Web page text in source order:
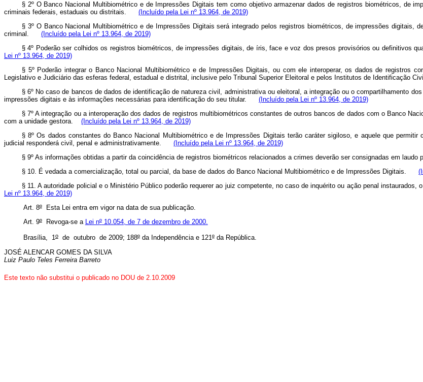
§ 2º O Banco Nacional Multibiométrico e de Impressões Digitais tem como objetivo armazenar dados de registros biométricos, de
criminais federais, estaduais ou distritais. (Incluído pela Lei nº 13.964, de 2019)
§ 3º O Banco Nacional Multibiométrico e de Impressões Digitais será integrado pelos registros biométricos, de impressões
criminal. (Incluído pela Lei nº 13.964, de 2019)
§ 4º Poderão ser colhidos os registros biométricos, de impressões digitais, de íris, face e voz dos presos provisórios ou definitivos
Lei nº 13.964, de 2019)
§ 5º Poderão integrar o Banco Nacional Multibiométrico e de Impressões Digitais, ou com ele interoperar, os dados de registros
Legislativo e Judiciário das esferas federal, estadual e distrital, inclusive pelo Tribunal Superior Eleitoral e pelos Institutos de Identificação
§ 6º No caso de bancos de dados de identificação de natureza civil, administrativa ou eleitoral, a integração ou o compartilhamento
impressões digitais e às informações necessárias para identificação do seu titular. (Incluído pela Lei nº 13.964, de 2019)
§ 7º A integração ou a interoperação dos dados de registros multibiométricos constantes de outros bancos de dados com o Banco
com a unidade gestora. (Incluído pela Lei nº 13.964, de 2019)
§ 8º Os dados constantes do Banco Nacional Multibiométrico e de Impressões Digitais terão caráter sigiloso, e aquele que
judicial responderá civil, penal e administrativamente. (Incluído pela Lei nº 13.964, de 2019)
§ 9º As informações obtidas a partir da coincidência de registros biométricos relacionados a crimes deverão ser consignadas em
§ 10. É vedada a comercialização, total ou parcial, da base de dados do Banco Nacional Multibiométrico e de Impressões Digitais.
§ 11. A autoridade policial e o Ministério Público poderão requerer ao juiz competente, no caso de inquérito ou ação penal
Lei nº 13.964, de 2019)
Art. 8ºEsta Lei entra em vigor na data de sua publicação.
Art. 9ºRevoga-se a Lei nº10.054, de 7 de dezembro de 2000.
Brasília, 1ode outubro de 2009; 188ºda Independência e 121ºda República.
JOSÉ ALENCAR GOMES DA SILVA
Luiz Paulo Teles Ferreira Barreto
Este texto não substitui o publicado no DOU de 2.10.2009